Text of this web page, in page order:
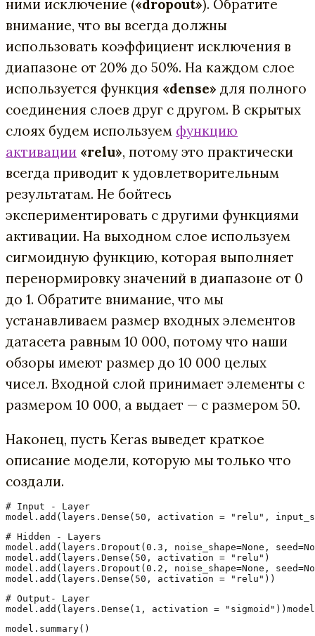
ними исключение («dropout»). Обратите
внимание, что вы всегда должны
использовать коэффициент исключения в
диапазоне от 20% до 50%. На каждом слое
используется функция «dense» для полного
соединения слоев друг с другом. В скрытых
слоях будем используем функцию
активации «relu», потому это практически
всегда приводит к удовлетворительным
результатам. Не бойтесь
экспериментировать с другими функциями
активации. На выходном слое используем
сигмоидную функцию, которая выполняет
перенормировку значений в диапазоне от 0
до 1. Обратите внимание, что мы
устанавливаем размер входных элементов
датасета равным 10 000, потому что наши
обзоры имеют размер до 10 000 целых
чисел. Входной слой принимает элементы с
размером 10 000, а выдает — с размером 50.
Наконец, пусть Keras выведет краткое
описание модели, которую мы только что
создали.
# Input - Layer
model.add(layers.Dense(50, activation = "relu",
# Hidden - Layers
model.add(layers.Dropout(0.3, noise_shape=None,
model.add(layers.Dense(50, activation = "relu")
model.add(layers.Dropout(0.2, noise_shape=None,
model.add(layers.Dense(50, activation = "relu"))
# Output- Layer
model.add(layers.Dense(1, activation =
model.summary()